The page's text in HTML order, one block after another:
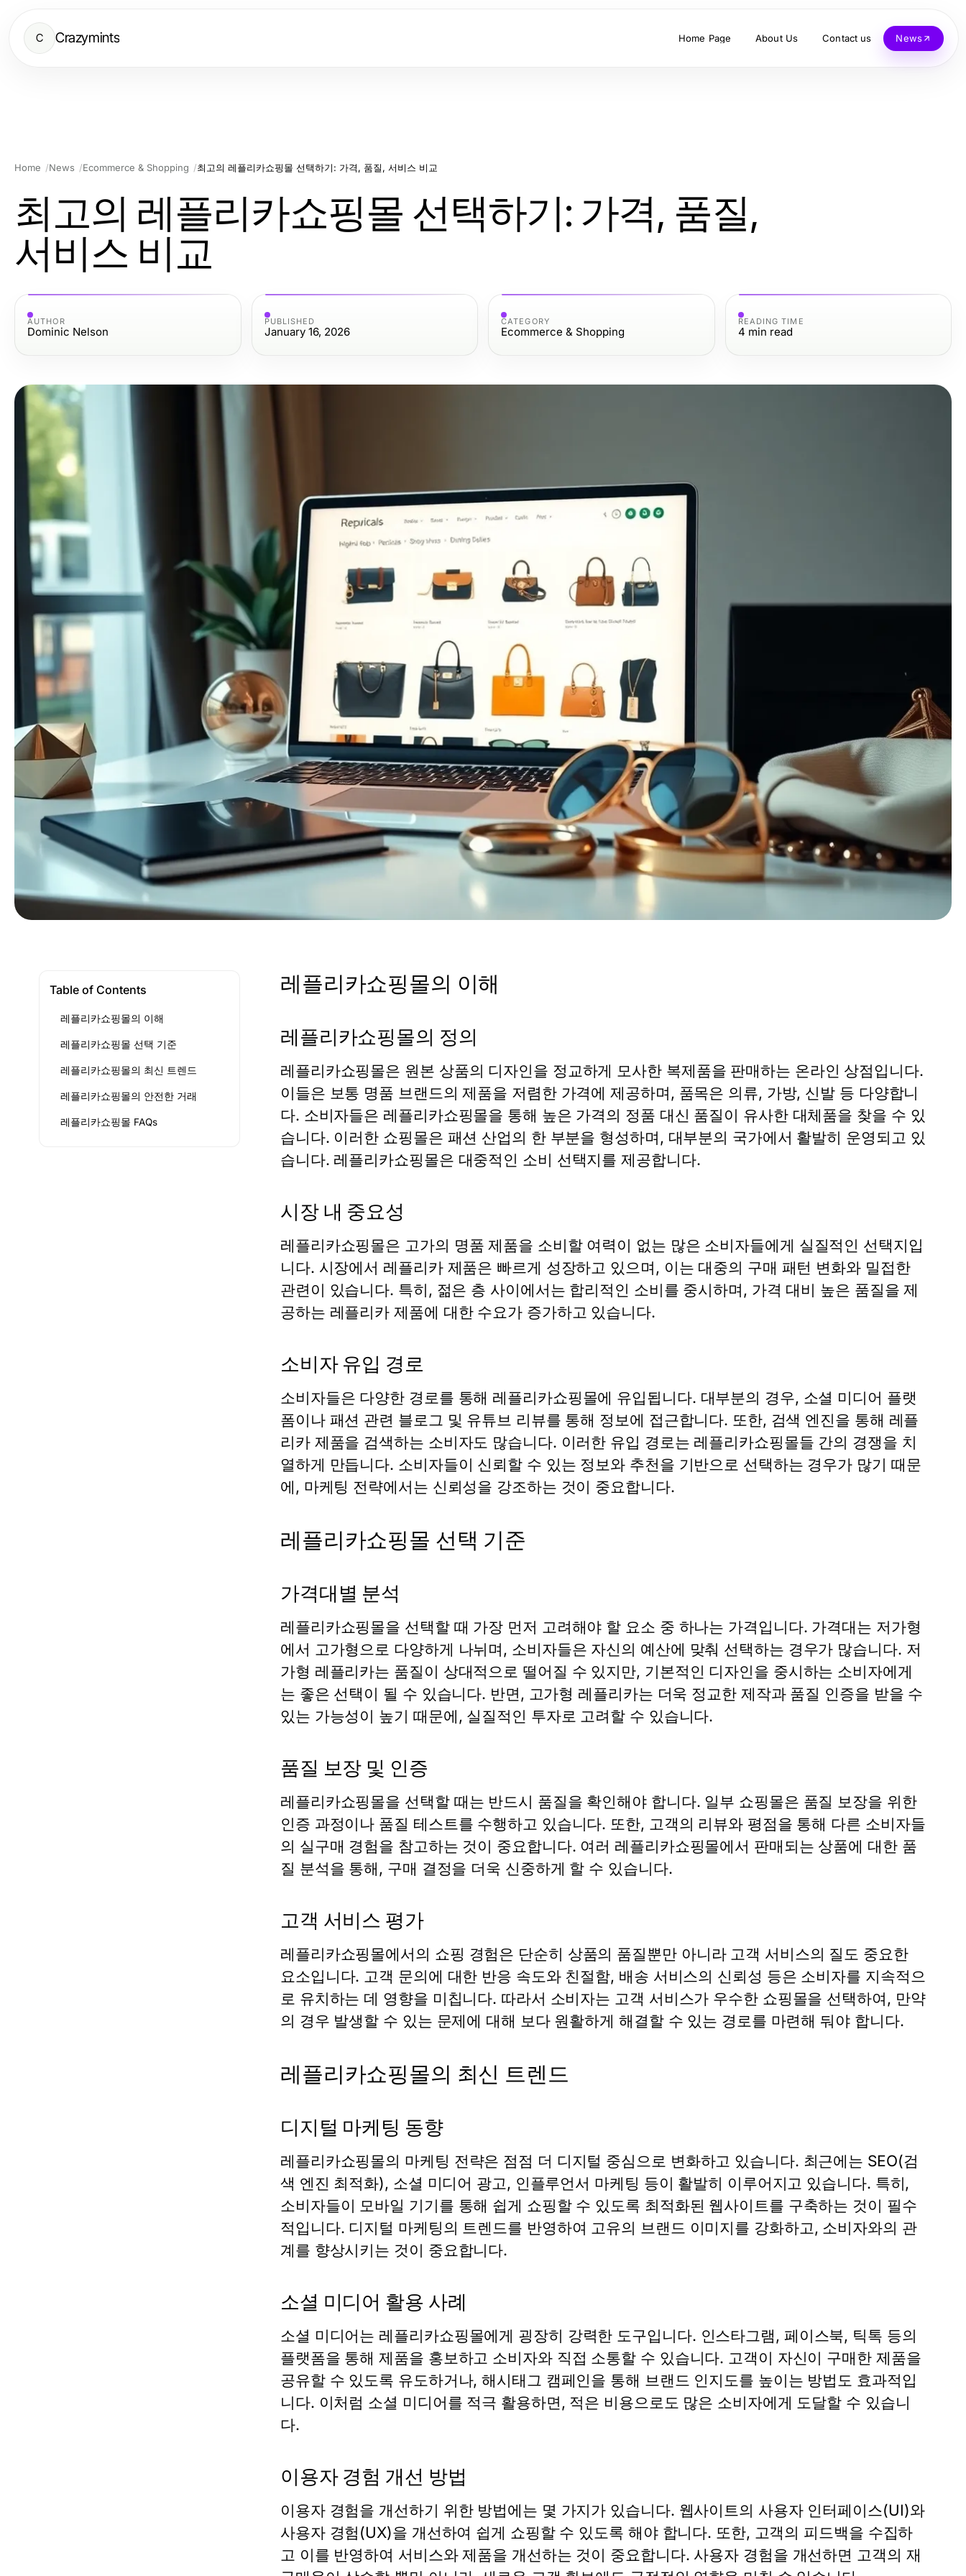
C Crazymints Home Page About Us Contact us News
Home News Ecommerce & Shopping 최고의 레플리카쇼핑몰 선택하기: 가격, 품질, 서비스 비교
최고의 레플리카쇼핑몰 선택하기: 가격, 품질,
서비스 비교
AUTHOR
Dominic Nelson
PUBLISHED
January 16, 2026
CATEGORY
Ecommerce & Shopping
READING TIME
4 min read
Table of Contents
레플리카쇼핑몰의 이해
레플리카쇼핑몰 선택 기준
레플리카쇼핑몰의 최신 트렌드
레플리카쇼핑몰의 안전한 거래
레플리카쇼핑몰 FAQs
레플리카쇼핑몰의 이해
레플리카쇼핑몰의 정의
레플리카쇼핑몰은 원본 상품의 디자인을 정교하게 모사한 복제품을 판매하는 온라인 상점입니다.
이들은 보통 명품 브랜드의 제품을 저렴한 가격에 제공하며, 품목은 의류, 가방, 신발 등 다양합니
다. 소비자들은 레플리카쇼핑몰을 통해 높은 가격의 정품 대신 품질이 유사한 대체품을 찾을 수 있
습니다. 이러한 쇼핑몰은 패션 산업의 한 부분을 형성하며, 대부분의 국가에서 활발히 운영되고 있
습니다. 레플리카쇼핑몰은 대중적인 소비 선택지를 제공합니다.
시장 내 중요성
레플리카쇼핑몰은 고가의 명품 제품을 소비할 여력이 없는 많은 소비자들에게 실질적인 선택지입
니다. 시장에서 레플리카 제품은 빠르게 성장하고 있으며, 이는 대중의 구매 패턴 변화와 밀접한
관련이 있습니다. 특히, 젊은 층 사이에서는 합리적인 소비를 중시하며, 가격 대비 높은 품질을 제
공하는 레플리카 제품에 대한 수요가 증가하고 있습니다.
소비자 유입 경로
소비자들은 다양한 경로를 통해 레플리카쇼핑몰에 유입됩니다. 대부분의 경우, 소셜 미디어 플랫
폼이나 패션 관련 블로그 및 유튜브 리뷰를 통해 정보에 접근합니다. 또한, 검색 엔진을 통해 레플
리카 제품을 검색하는 소비자도 많습니다. 이러한 유입 경로는 레플리카쇼핑몰들 간의 경쟁을 치
열하게 만듭니다. 소비자들이 신뢰할 수 있는 정보와 추천을 기반으로 선택하는 경우가 많기 때문
에, 마케팅 전략에서는 신뢰성을 강조하는 것이 중요합니다.
레플리카쇼핑몰 선택 기준
가격대별 분석
레플리카쇼핑몰을 선택할 때 가장 먼저 고려해야 할 요소 중 하나는 가격입니다. 가격대는 저가형
에서 고가형으로 다양하게 나뉘며, 소비자들은 자신의 예산에 맞춰 선택하는 경우가 많습니다. 저
가형 레플리카는 품질이 상대적으로 떨어질 수 있지만, 기본적인 디자인을 중시하는 소비자에게
는 좋은 선택이 될 수 있습니다. 반면, 고가형 레플리카는 더욱 정교한 제작과 품질 인증을 받을 수
있는 가능성이 높기 때문에, 실질적인 투자로 고려할 수 있습니다.
품질 보장 및 인증
레플리카쇼핑몰을 선택할 때는 반드시 품질을 확인해야 합니다. 일부 쇼핑몰은 품질 보장을 위한
인증 과정이나 품질 테스트를 수행하고 있습니다. 또한, 고객의 리뷰와 평점을 통해 다른 소비자들
의 실구매 경험을 참고하는 것이 중요합니다. 여러 레플리카쇼핑몰에서 판매되는 상품에 대한 품
질 분석을 통해, 구매 결정을 더욱 신중하게 할 수 있습니다.
고객 서비스 평가
레플리카쇼핑몰에서의 쇼핑 경험은 단순히 상품의 품질뿐만 아니라 고객 서비스의 질도 중요한
요소입니다. 고객 문의에 대한 반응 속도와 친절함, 배송 서비스의 신뢰성 등은 소비자를 지속적으
로 유치하는 데 영향을 미칩니다. 따라서 소비자는 고객 서비스가 우수한 쇼핑몰을 선택하여, 만약
의 경우 발생할 수 있는 문제에 대해 보다 원활하게 해결할 수 있는 경로를 마련해 둬야 합니다.
레플리카쇼핑몰의 최신 트렌드
디지털 마케팅 동향
레플리카쇼핑몰의 마케팅 전략은 점점 더 디지털 중심으로 변화하고 있습니다. 최근에는 SEO(검
색 엔진 최적화), 소셜 미디어 광고, 인플루언서 마케팅 등이 활발히 이루어지고 있습니다. 특히,
소비자들이 모바일 기기를 통해 쉽게 쇼핑할 수 있도록 최적화된 웹사이트를 구축하는 것이 필수
적입니다. 디지털 마케팅의 트렌드를 반영하여 고유의 브랜드 이미지를 강화하고, 소비자와의 관
계를 향상시키는 것이 중요합니다.
소셜 미디어 활용 사례
소셜 미디어는 레플리카쇼핑몰에게 굉장히 강력한 도구입니다. 인스타그램, 페이스북, 틱톡 등의
플랫폼을 통해 제품을 홍보하고 소비자와 직접 소통할 수 있습니다. 고객이 자신이 구매한 제품을
공유할 수 있도록 유도하거나, 해시태그 캠페인을 통해 브랜드 인지도를 높이는 방법도 효과적입
니다. 이처럼 소셜 미디어를 적극 활용하면, 적은 비용으로도 많은 소비자에게 도달할 수 있습니
다.
이용자 경험 개선 방법
이용자 경험을 개선하기 위한 방법에는 몇 가지가 있습니다. 웹사이트의 사용자 인터페이스(UI)와
사용자 경험(UX)을 개선하여 쉽게 쇼핑할 수 있도록 해야 합니다. 또한, 고객의 피드백을 수집하
고 이를 반영하여 서비스와 제품을 개선하는 것이 중요합니다. 사용자 경험을 개선하면 고객의 재